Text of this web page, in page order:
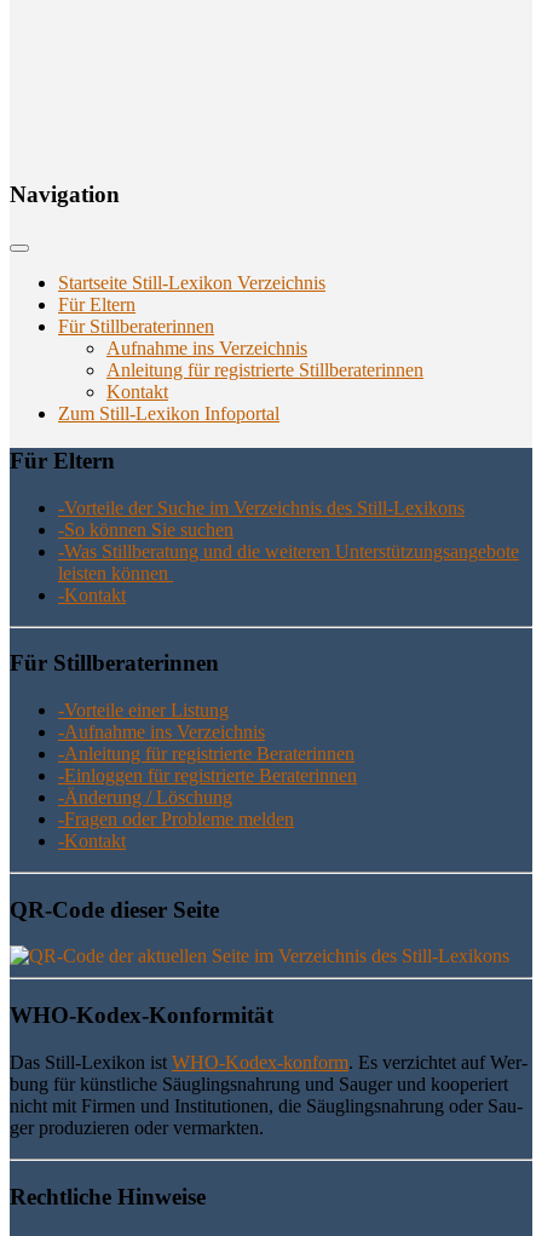
Navi­ga­ti­on
Startseite Still-Lexikon Verzeichnis
Für Eltern
Für Stillberaterinnen
Aufnahme ins Verzeichnis
Anlei­tung für regis­trier­te Stillberaterinnen
Kon­takt
Zum Still-Lexikon Infoportal
Für Eltern
-Vor­tei­le der Suche im Ver­zeich­nis des Still-Lexikons
-So kön­nen Sie suchen
-Was Still­be­ra­tung und die wei­te­ren Unter­stüt­zungs­an­ge­bo­te
leis­ten können
-Kon­takt
Für Still­be­ra­te­rin­nen
-Vor­tei­le einer Listung
-Auf­nah­me ins Verzeichnis
-Anlei­tung für regis­trier­te Beraterinnen
-Ein­log­gen für regis­trier­te Beraterinnen
-Ände­rung / Löschung
-Fra­gen oder Pro­ble­me melden
-Kon­takt
QR-Code die­ser Seite
WHO-Kodex-Kon­for­mi­tät
Das Still-Lexi­kon ist WHO-Kodex-kon­form. Es ver­zich­tet auf Wer­
bung für künst­li­che Säug­lings­nah­rung und Sau­ger und koope­riert
nicht mit Fir­men und Insti­tu­tio­nen, die Säug­lings­nah­rung oder Sau­
ger pro­du­zie­ren oder vermarkten.
Recht­li­che Hinweise